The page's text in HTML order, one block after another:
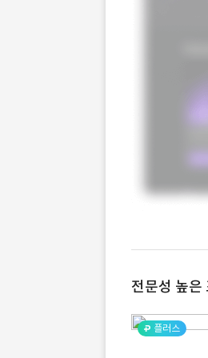
전문성 높은
플러스